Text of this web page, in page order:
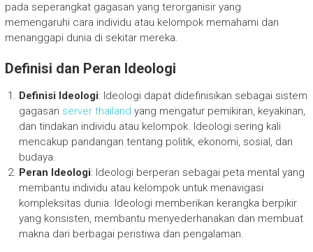
pada seperangkat gagasan yang terorganisir yang
memengaruhi cara individu atau kelompok memahami dan
menanggapi dunia di sekitar mereka.
Definisi dan Peran Ideologi
Definisi Ideologi: Ideologi dapat didefinisikan sebagai sistem
gagasan server thailand yang mengatur pemikiran, keyakinan,
dan tindakan individu atau kelompok. Ideologi sering kali
mencakup pandangan tentang politik, ekonomi, sosial, dan
budaya.
Peran Ideologi: Ideologi berperan sebagai peta mental yang
membantu individu atau kelompok untuk menavigasi
kompleksitas dunia. Ideologi memberikan kerangka berpikir
yang konsisten, membantu menyederhanakan dan membuat
makna dari berbagai peristiwa dan pengalaman.